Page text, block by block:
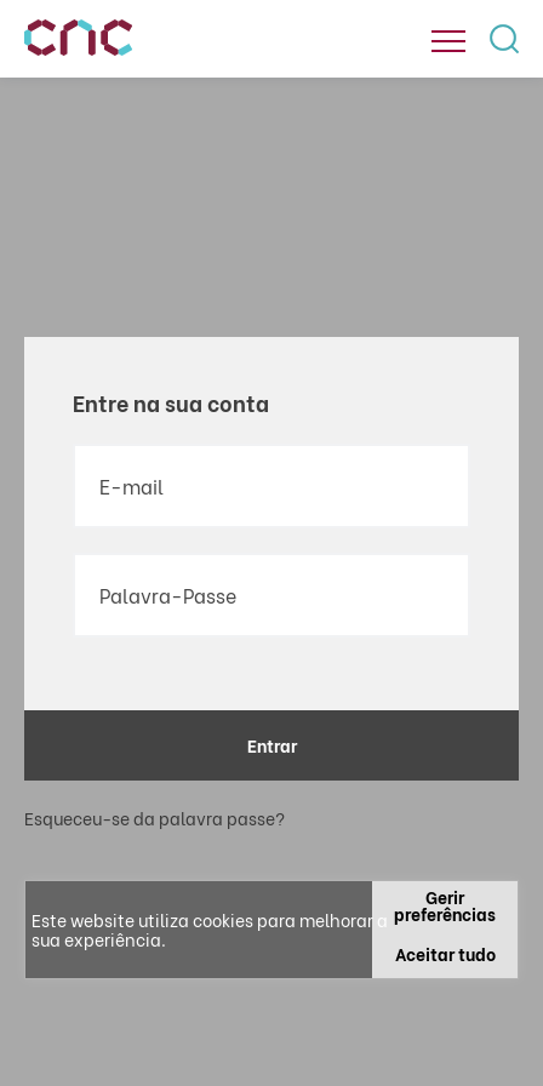
Entre na sua conta
Entrar
Esqueceu-se da palavra passe?
Este website utiliza cookies para melhorar a
sua experiência.
Gerir
preferências
Aceitar tudo